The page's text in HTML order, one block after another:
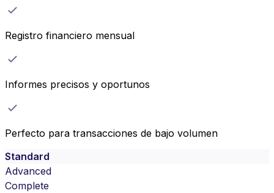
Registro financiero mensual
Informes precisos y oportunos
Perfecto para transacciones de bajo volumen
Standard
Advanced
Complete